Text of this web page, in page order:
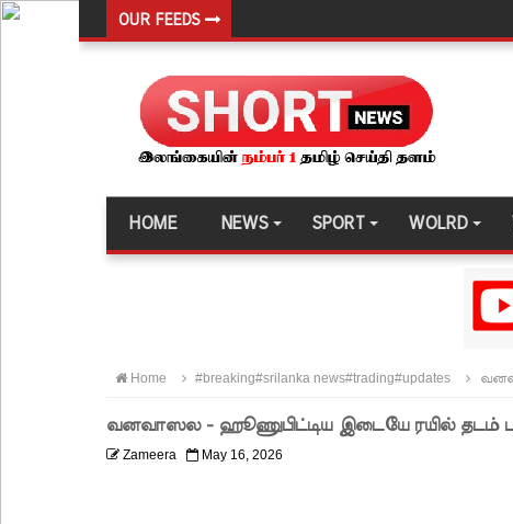
OUR FEEDS
விலங்குகள், தேசிய நீர் வழங்கல் வடிகால் சபை
146 சட்டவிரோத சூதாட்ட இணையதளங்களை
பாகுபாடற்ற சேவையே தரமான அறிவியலின்
நீர்கொழும்பு சிறை வன்முறை தொடர்பான அறிக்கை
சாகரவின் சர்ச்சை கருத்து தொடர்பில் நீதிமன்றில்
HOME NEWS SPORT WOLRD
Home #breaking#srilanka news#trading#updates
வனவாஸல - ஹூணுபிட்டிய இடையே ரயில் தடம்
Zameera May 16, 2026